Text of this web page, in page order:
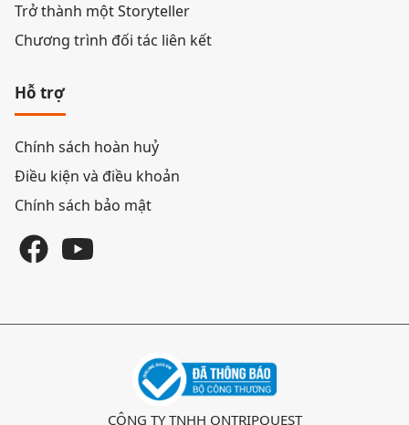
Trở thành một Storyteller
Chương trình đối tác liên kết
Hỗ trợ
Chính sách hoàn huỷ
Điều kiện và điều khoản
Chính sách bảo mật
CÔNG TY TNHH ONTRIPQUEST